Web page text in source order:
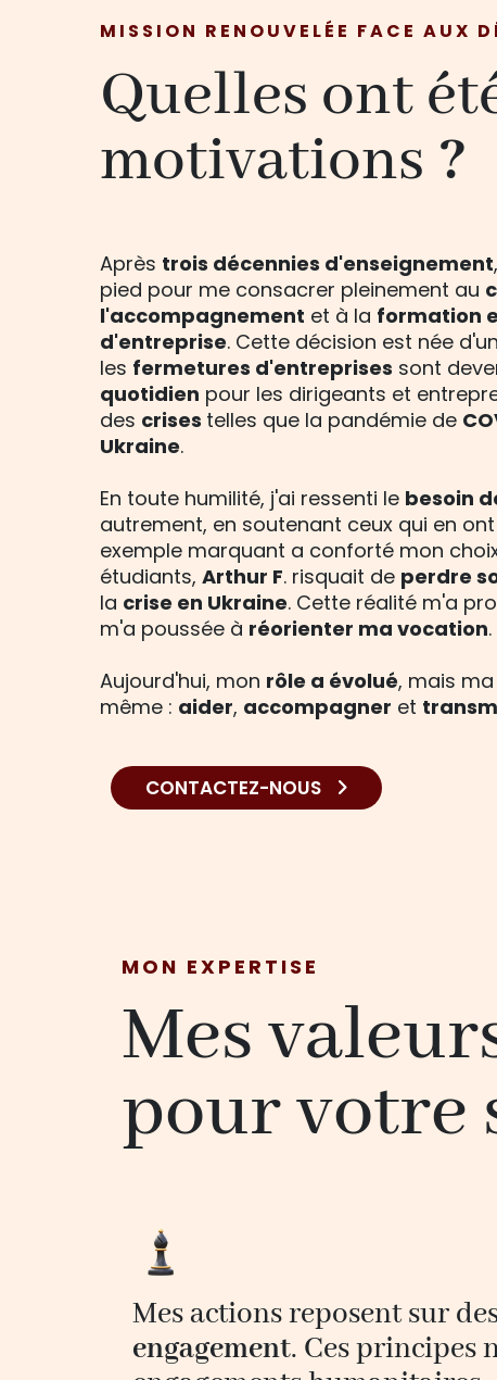
MISSION RENOUVELÉE FACE AUX
Quelles ont
motivations ?
Après trois décennies d'enseignement
pied pour me consacrer pleinement au
l'accompagnement et à la formation
d'entreprise. Cette décision est née d'un
les fermetures d'entreprises sont
quotidien pour les dirigeants et
des crises telles que la pandémie de
Ukraine.
En toute humilité, j'ai ressenti le besoin
autrement, en soutenant ceux qui en ont
exemple marquant a conforté mon
étudiants, Arthur F. risquait de perdre
la crise en Ukraine. Cette réalité m'a
m'a poussée à réorienter ma vocation.
Aujourd'hui, mon rôle a évolué, mais ma
même : aider, accompagner et
CONTACTEZ-NOUS
MON EXPERTISE
Mes
pour votre
Mes actions reposent sur
engagement. Ces principes